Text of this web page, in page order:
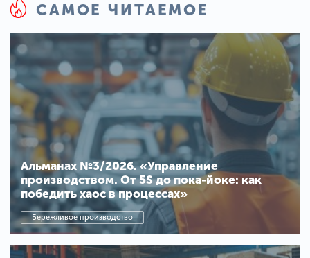
САМОЕ ЧИТАЕМОЕ
Альманах №3/2026. «Управление
производством. От 5S до пока-йоке: как
победить хаос в процессах»
Бережливое производство